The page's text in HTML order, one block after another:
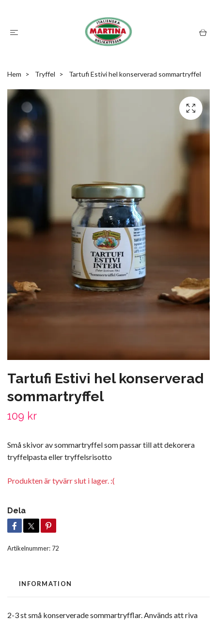
Hem Tryffel Tartufi Estivi hel konserverad sommartryffel
Tartufi Estivi hel konserverad
sommartryffel
109 kr
Små skivor av sommartryffel som passar till att dekorera
tryffelpasta eller tryffelsrisotto
Produkten är tyvärr slut i lager. :(
Dela
Artikelnummer: 72
INFORMATION
2-3 st små konserverade sommartryfflar. Används att riva